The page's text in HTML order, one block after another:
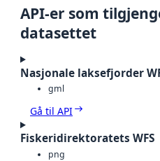
API-er som
datasettet
Nasjonale laksefjorder
gml
Gå til API
Fiskeridirektoratets WFS
png